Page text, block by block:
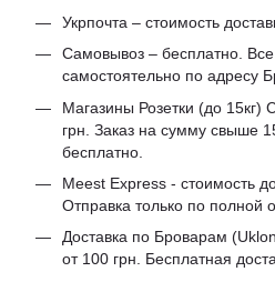
Укрпочта – стоимость
Самовывоз – бесплатно.
самостоятельно по адресу
Магазины Розетки (до 15кг)
грн. Заказ на сумму свыше
бесплатно.
Meest Express - стоимость
Отправка только по полной
Доставка по Броварам
от 100 грн. Бесплатная